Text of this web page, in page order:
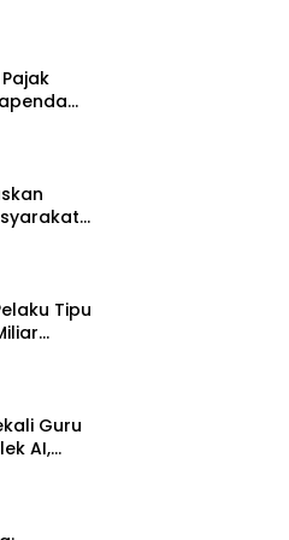
Seluruh
Tipu
Guru
AI,